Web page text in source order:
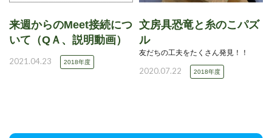
来週からのMeet接続につ
いて（QＡ、説明動画）
2021.04.23 2018年度
文房具恐竜と糸のこパズ
ル
友だちの工夫をたくさん発見！！
2020.07.22 2018年度